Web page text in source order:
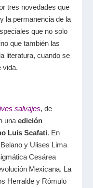
tres novedades que
la permanencia de la
que no solo
que también las
literatura, cuando se
vida.
salvajes, de
una edición
Luis Scafati. En
y Ulises Lima
Cesárea
Mexicana. La
Herralde y Rómulo